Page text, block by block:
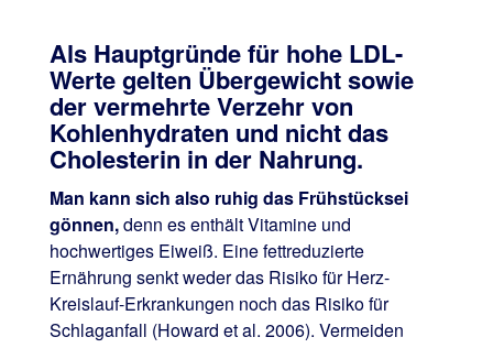
Als Hauptgründe für hohe LDL-
Werte gelten Übergewicht sowie
der vermehrte Verzehr von
Kohlenhydraten und nicht das
Cholesterin in der Nahrung.
Man kann sich also ruhig das Frühstücksei
gönnen,denn es enthält Vitamine und
hochwertiges Eiweiß. Eine fettreduzierte
Ernährung senkt weder das Risiko für Herz-
Kreislauf-Erkrankungen noch das Risiko für
Schlaganfall (Howard et al. 2006). Vermeiden